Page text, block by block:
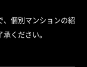
、個別マンションの紹
ください。